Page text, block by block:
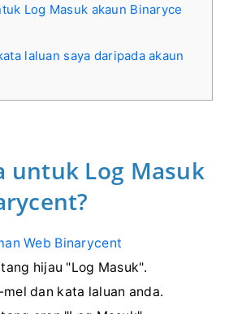
Log Masuk akaun Binaryce
laluan saya daripada akaun
untuk Log Masuk
Web Binarycent
hijau "Log Masuk".
dan kata laluan anda.